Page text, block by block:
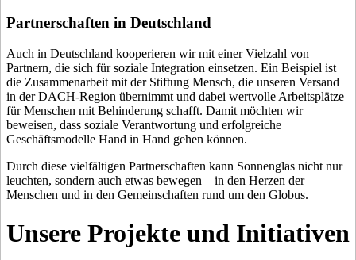
Partnerschaften in Deutschland
Auch in Deutschland kooperieren wir mit einer Vielzahl von
Partnern, die sich für soziale Integration einsetzen. Ein Beispiel ist
die Zusammenarbeit mit der Stiftung Mensch, die unseren Versand
in der DACH-Region übernimmt und dabei wertvolle Arbeitsplätze
für Menschen mit Behinderung schafft. Damit möchten wir
beweisen, dass soziale Verantwortung und erfolgreiche
Geschäftsmodelle Hand in Hand gehen können.
Durch diese vielfältigen Partnerschaften kann Sonnenglas nicht nur
leuchten, sondern auch etwas bewegen – in den Herzen der
Menschen und in den Gemeinschaften rund um den Globus.
Unsere Projekte und Initiativen